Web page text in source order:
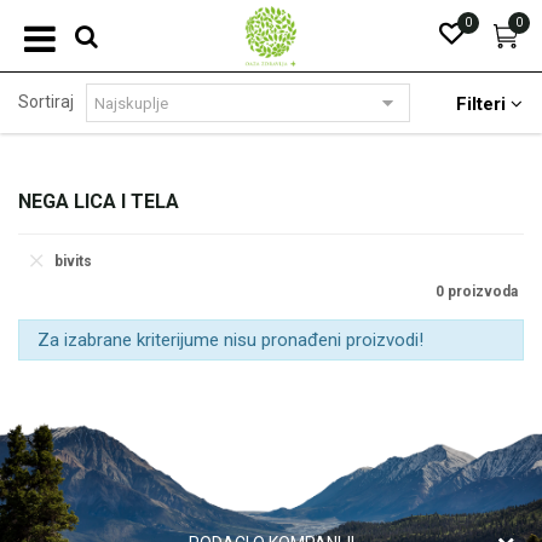
0
0
NEGA LICA I TELA
Sortiraj Filteri
bivits
0 proizvoda
Za izabrane kriterijume nisu pronađeni proizvodi!